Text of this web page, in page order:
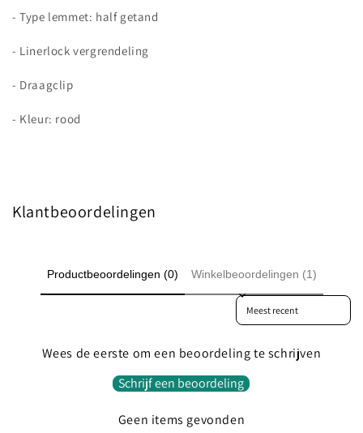
- Type lemmet: half getand
- Linerlock vergrendeling
- Draagclip
- Kleur: rood
Klantbeoordelingen
Productbeoordelingen (0) Winkelbeoordelingen (1)
Sort reviews by
Wees de eerste om een beoordeling te schrijven
Schrijf een beoordeling
Geen items gevonden